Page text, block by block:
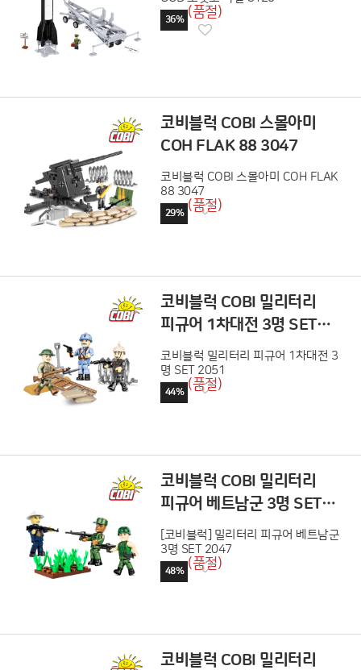
36% (품절)
코비블럭 COBI 스몰아미
COH FLAK 88 3047
코비블럭 COBI 스몰아미 COH FLAK
88 3047
29% (품절)
코비블럭 COBI 밀리터리
피규어 1차대전 3명 SET
2051
코비블럭 밀리터리 피규어 1차대전 3
명 SET 2051
44% (품절)
코비블럭 COBI 밀리터리
피규어 베트남군 3명 SET
2047
[코비블럭] 밀리터리 피규어 베트남군
3명 SET 2047
48% (품절)
코비블럭 COBI 밀리터리